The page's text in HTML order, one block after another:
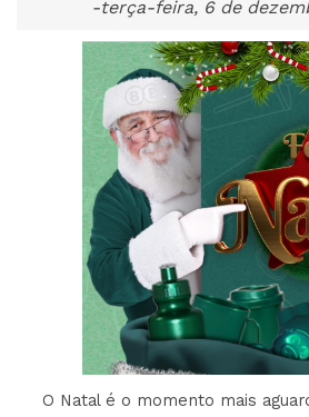
-terça-feira, 6 de
O Natal é o momento mais